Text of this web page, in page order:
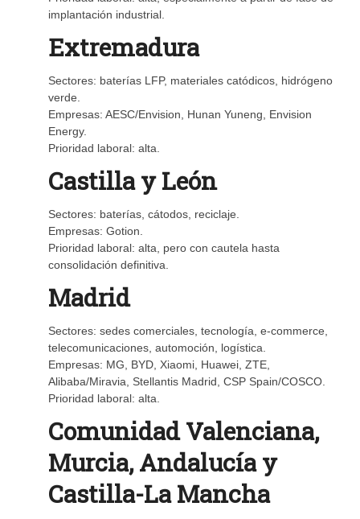
implantación industrial.
Extremadura
Sectores: baterías LFP, materiales catódicos, hidrógeno
verde.
Empresas: AESC/Envision, Hunan Yuneng, Envision
Energy.
Prioridad laboral: alta.
Castilla y León
Sectores: baterías, cátodos, reciclaje.
Empresas: Gotion.
Prioridad laboral: alta, pero con cautela hasta
consolidación definitiva.
Madrid
Sectores: sedes comerciales, tecnología, e-commerce,
telecomunicaciones, automoción, logística.
Empresas: MG, BYD, Xiaomi, Huawei, ZTE,
Alibaba/Miravia, Stellantis Madrid, CSP Spain/COSCO.
Prioridad laboral: alta.
Comunidad Valenciana,
Murcia, Andalucía y
Castilla-La Mancha